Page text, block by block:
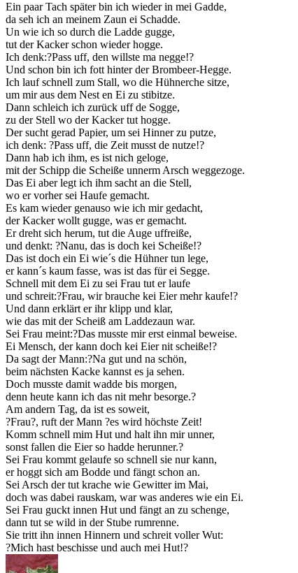
Ein paar Tach später bin ich wieder in mei Gadde,
da seh ich an meinem Zaun ei Schadde.
Un wie ich so durch die Ladde gugge,
tut der Kacker schon wieder hogge.
Ich denk:?Pass uff, den willste ma negge!?
Und schon bin ich fott hinter der Brombeer-Hegge.
Ich lauf schnell zum Stall, wo die Hühnerche sitze,
um mir aus dem Nest en Ei zu stibitze.
Dann schleich ich zurück uff de Sogge,
zu der Stell wo der Kacker tut hogge.
Der sucht gerad Papier, um sei Hinner zu putze,
ich denk: ?Pass uff, die Zeit musst de nutze!?
Dann hab ich ihm, es ist nich geloge,
mit der Schipp die Scheiße unnerm Arsch weggezoge.
Das Ei aber legt ich ihm sacht an die Stell,
wo er vorher sei Haufe gemacht.
Es kam wieder genauso wie ich mir gedacht,
der Kacker wollt gugge, was er gemacht.
Er dreht sich herum, tut die Auge uffreiße,
und denkt: ?Nanu, das is doch kei Scheiße!?
Das ist doch ein Ei wie´s die Hühner tun lege,
er kann´s kaum fasse, was ist das für ei Segge.
Schnell mit dem Ei zu sei Frau tut er laufe
und schreit:?Frau, wir brauche kei Eier mehr kaufe!?
Und dann erklärt er ihr klipp und klar,
wie das mit der Scheiß am Laddezaun war.
Sei Frau meint:?Das musste mir erst einmal beweise.
Ei Mensch, der kann doch kei Eier nit scheiße!?
Da sagt der Mann:?Na gut und na schön,
beim nächsten Kacke kannst es ja sehen.
Doch musste damit wadde bis morgen,
denn heute kann ich das nit mehr besorge.?
Am andern Tag, da ist es soweit,
?Frau?, ruft der Mann ?es wird höchste Zeit!
Komm schnell mim Hut und halt ihn mir unner,
sonst fallen die Eier so hadde herunner.?
Sei Frau kommt gelaufe so schnell sie nur kann,
er hoggt sich am Bodde und fängt schon an.
Sei Arsch der tut krache wie Gewitter im Mai,
doch was dabei rauskam, war was anderes wie ein Ei.
Sei Frau guckt innen Hut und fängt an zu schenge,
dann tut se wild in der Stube rumrenne.
Sie tritt ihn innen Hinnern und schreit voller Wut:
?Mich hast beschisse und auch mei Hut!?